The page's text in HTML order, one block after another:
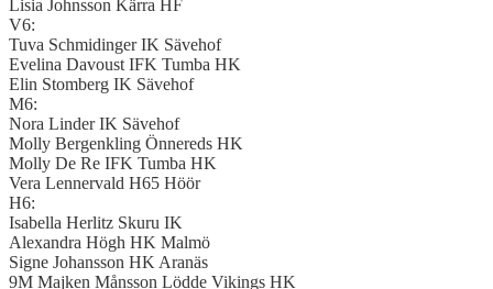
Lisia Johnsson Kärra HF
V6:
Tuva Schmidinger IK Sävehof
Evelina Davoust IFK Tumba HK
Elin Stomberg IK Sävehof
M6:
Nora Linder IK Sävehof
Molly Bergenkling Önnereds HK
Molly De Re IFK Tumba HK
Vera Lennervald H65 Höör
H6:
Isabella Herlitz Skuru IK
Alexandra Högh HK Malmö
Signe Johansson HK Aranäs
9M Majken Månsson Lödde Vikings HK